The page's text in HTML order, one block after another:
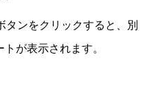
タンをクリックすると、別
が表示されます。